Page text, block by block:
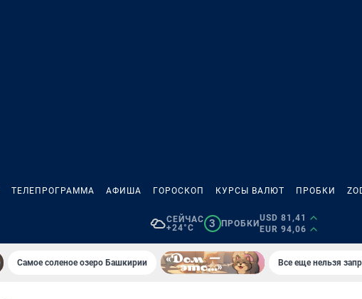
ТЕЛЕПРОГРАММА АФИША ГОРОСКОП КУРСЫ ВАЛЮТ ПРОБКИ
СЕЙЧАС
+24°C
3 ПРОБКИ
USD 81,41
EUR 94,06
Самое соленое озеро Башкирии Все еще нельзя